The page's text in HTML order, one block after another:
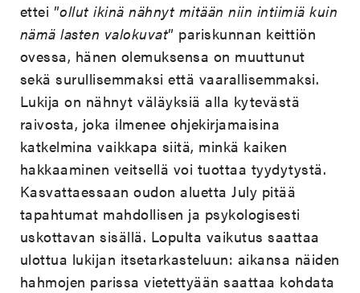
ettei ”ollut ikinä nähnyt mitään niin intiimiä kuin
nämä lasten valokuvat” pariskunnan keittiön
ovessa, hänen olemuksensa on muuttunut
sekä surullisemmaksi että vaarallisemmaksi.
Lukija on nähnyt väläyksiä alla kytevästä
raivosta, joka ilmenee ohjekirjamaisina
katkelmina vaikkapa siitä, minkä kaiken
hakkaaminen veitsellä voi tuottaa tyydytystä.
Kasvattaessaan oudon aluetta July pitää
tapahtumat mahdollisen ja psykologisesti
uskottavan sisällä. Lopulta vaikutus saattaa
ulottua lukijan itsetarkasteluun: aikansa näiden
hahmojen parissa vietettyään saattaa kohdata